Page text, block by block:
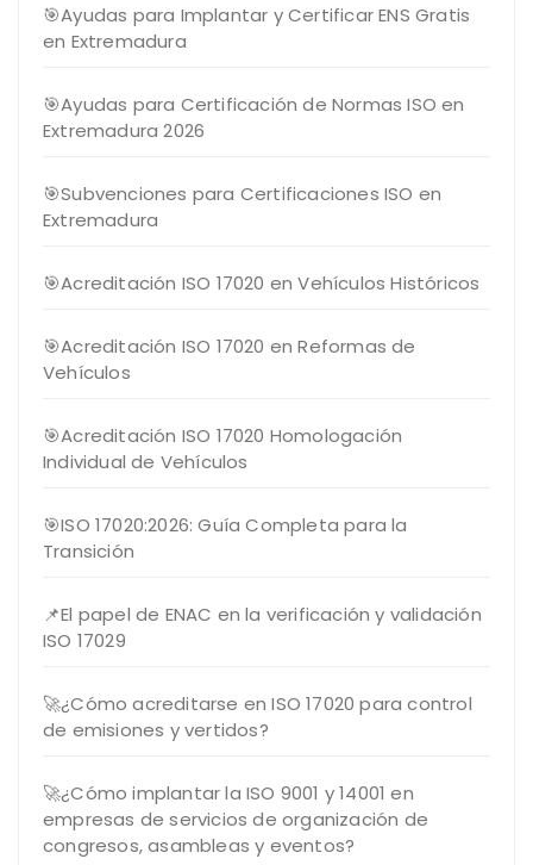
🎯Ayudas para Implantar y Certificar ENS Gratis
en Extremadura
🎯Ayudas para Certificación de Normas ISO en
Extremadura 2026
🎯Subvenciones para Certificaciones ISO en
Extremadura
🎯Acreditación ISO 17020 en Vehículos Históricos
🎯Acreditación ISO 17020 en Reformas de
Vehículos
🎯Acreditación ISO 17020 Homologación
Individual de Vehículos
🎯ISO 17020:2026: Guía Completa para la
Transición
📌El papel de ENAC en la verificación y validación
ISO 17029
🚀¿Cómo acreditarse en ISO 17020 para control
de emisiones y vertidos?
🚀¿Cómo implantar la ISO 9001 y 14001 en
empresas de servicios de organización de
congresos, asambleas y eventos?